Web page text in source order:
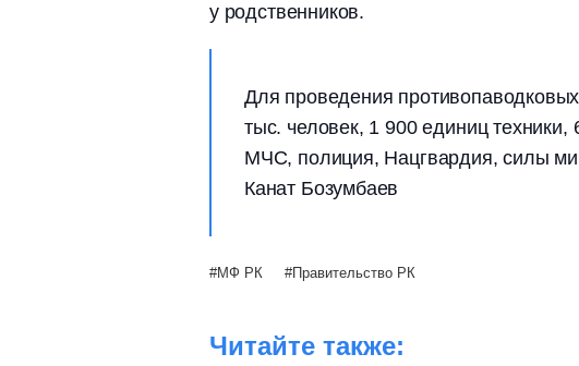
у родственников.
Для проведения
тыс. человек, 1 900 единиц
МЧС, полиция, Нацгвардия, силы
Канат Бозумбаев
МФ РК Правительство РК
Читайте также: